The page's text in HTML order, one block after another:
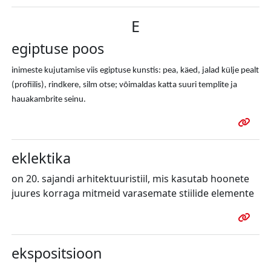
E
egiptuse poos
inimeste kujutamise viis egiptuse kunstis: pea, käed, jalad külje pealt
(profiilis), rindkere, silm otse; võimaldas katta suuri templite ja
hauakambrite seinu.
eklektika
on 20. sajandi arhitektuuristiil, mis kasutab hoonete
juures korraga mitmeid varasemate stiilide elemente
ekspositsioon